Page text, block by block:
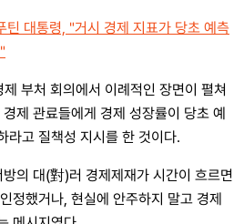
틴 대통령, "거시 경제 지표가 당초 예측
부처 회의에서 이례적인 장면이 펼쳐
제 관료들에게 경제 성장률이 당초 예
라고 질책성 지시를 한 것이다.
의 대(對)러 경제제재가 시간이 흐르면
정했거나, 현실에 안주하지 말고 경제